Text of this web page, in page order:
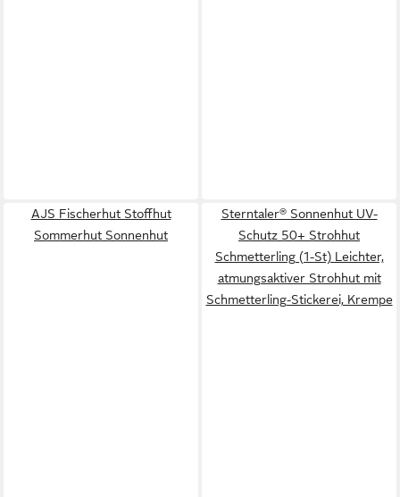
AJS Fischerhut Stoffhut
Sommerhut Sonnenhut
Sterntaler® Sonnenhut UV-
Schutz 50+ Strohhut
Schmetterling (1-St) Leichter,
atmungsaktiver Strohhut mit
Schmetterling-Stickerei, Krempe